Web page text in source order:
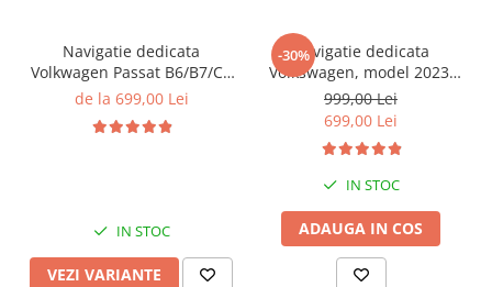
Navigatie dedicata
Volkwagen Passat B6/B7/CC
Gri, 4GB RAM 64GB ROM,
Display QLED 10", DSP,
de la 699,00 Lei
IN STOC
VEZI VARIANTE
-30%Navigatie dedicata
Volkswagen, model 2023,
4GB RAM 64GB ROM,
Quadcore, Android 14,
Carplay&Android Auto,
Suport camere AHD
999,00 Lei
699,00 Lei
IN STOC
ADAUGA IN COS